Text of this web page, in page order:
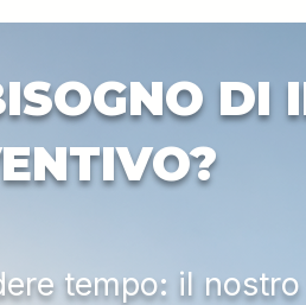
DI
tempo: il